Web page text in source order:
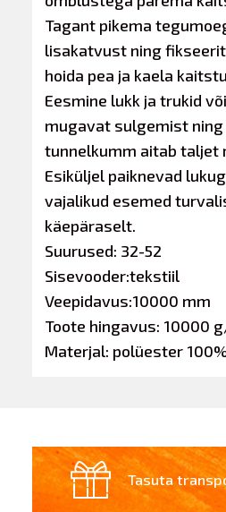
Tagant pikema
lisakatvust ning
hoida pea ja kaela
Eesmine lukk ja trukid
mugavat sulgemist
tunnelkumm aitab taljet
Esiküljel paiknevad
vajalikud esemed
käepäraselt.
Suurused: 32-52
Sisevooder:tekstiil
Veepidavus:10000 mm
Toote hingavus: 10000
Materjal: polüester
Tasuta